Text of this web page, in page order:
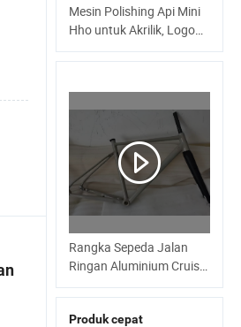
Mesin Polishing Api Mini
Hho untuk Akrilik, Logo
LED dan Polishing Kaca
Organik
Rangka Sepeda Jalan
Ringan Aluminium Cruiser
Pantai 700X45c Sepeda
Jalan Gravel Atb
Produk cepat